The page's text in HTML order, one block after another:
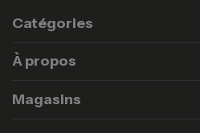
Catégories
À propos
Magasins